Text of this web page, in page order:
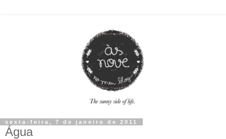
sexta-feira, 7 de janeiro de 2011
Água